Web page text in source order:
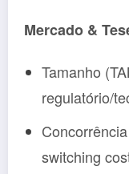
Mercado &
Tamanho
regulatório/
switching